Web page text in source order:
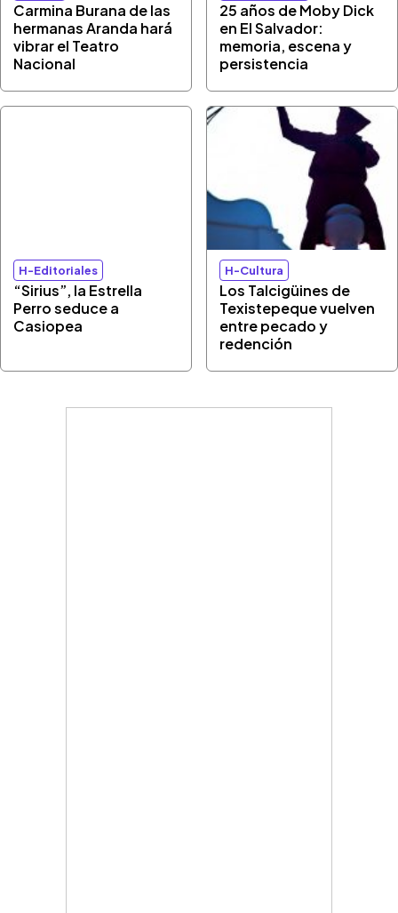
Carmina Burana de las
hermanas Aranda hará
vibrar el Teatro
Nacional
25 años de Moby Dick
en El Salvador:
memoria, escena y
persistencia
H-Editoriales
“Sirius”, la Estrella
Perro seduce a
Casiopea
H-Cultura
Los Talcigüines de
Texistepeque vuelven
entre pecado y
redención